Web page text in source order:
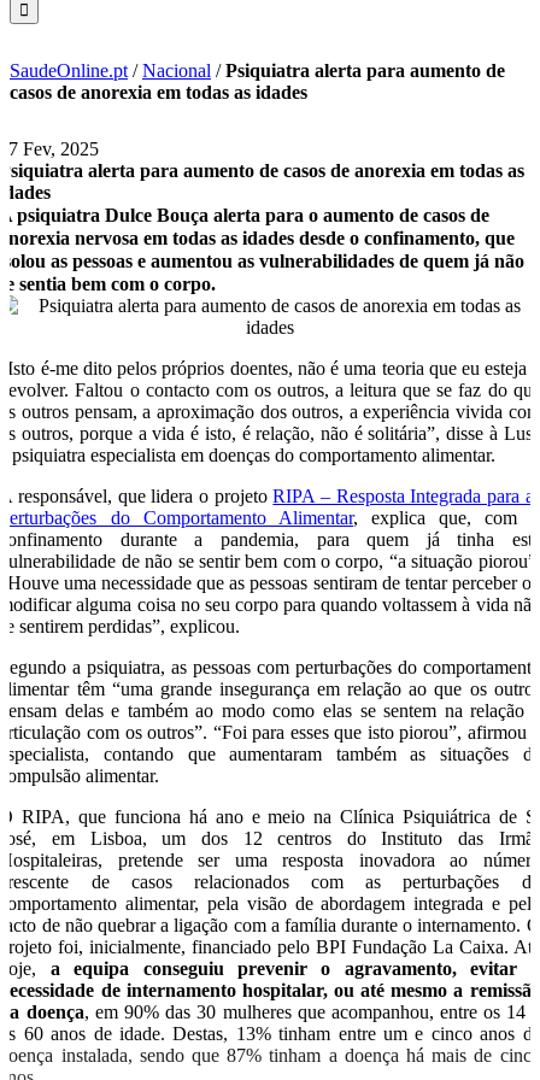
SaudeOnline.pt /Nacional /Psiquiatra alerta para aumento de
casos de anorexia em todas as idades
17 Fev, 2025
Psiquiatra alerta para aumento de casos de anorexia em todas as
idades
A psiquiatra Dulce Bouça alerta para o aumento de casos de
anorexia nervosa em todas as idades desde o confinamento, que
isolou as pessoas e aumentou as vulnerabilidades de quem já não
se sentia bem com o corpo.
“Isto é-me dito pelos próprios doentes, não é uma teoria que eu esteja a
devolver. Faltou o contacto com os outros, a leitura que se faz do que
os outros pensam, a aproximação dos outros, a experiência vivida com
os outros, porque a vida é isto, é relação, não é solitária”, disse à Lusa
a psiquiatra especialista em doenças do comportamento alimentar.
A responsável, que lidera o projetoRIPA – Resposta Integrada para as
Perturbações do Comportamento Alimentar, explica que, com o
confinamento durante a pandemia, para quem já tinha esta
vulnerabilidade de não se sentir bem com o corpo, “a situação piorou”.
“Houve uma necessidade que as pessoas sentiram de tentar perceber ou
modificar alguma coisa no seu corpo para quando voltassem à vida não
se sentirem perdidas”, explicou.
Segundo a psiquiatra, as pessoas com perturbações do comportamento
alimentar têm “uma grande insegurança em relação ao que os outros
pensam delas e também ao modo como elas se sentem na relação e
articulação com os outros”. “Foi para esses que isto piorou”, afirmou a
especialista, contando que aumentaram também as situações de
compulsão alimentar.
O RIPA, que funciona há ano e meio na Clínica Psiquiátrica de S.
José, em Lisboa, um dos 12 centros do Instituto das Irmãs
Hospitaleiras, pretende ser uma resposta inovadora ao número
crescente de casos relacionados com as perturbações do
comportamento alimentar, pela visão de abordagem integrada e pelo
facto de não quebrar a ligação com a família durante o internamento. O
projeto foi, inicialmente, financiado pelo BPI Fundação La Caixa. Até
hoje, a equipa conseguiu prevenir o agravamento, evitar a
necessidade de internamento hospitalar, ou até mesmo a remissão
da doença, em 90% das 30 mulheres que acompanhou, entre os 14 e
os 60 anos de idade. Destas, 13% tinham entre um e cinco anos de
doença instalada, sendo que 87% tinham a doença há mais de cinco